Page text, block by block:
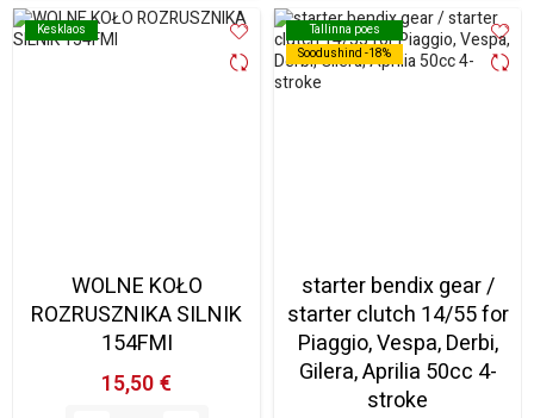
Kesklaos
Kesklaos
WOLNE KOŁO
ROZRUSZNIKA SILNIK
154FMI
15,50 €
Tallinna poes
Soodushind -18%
Tallinna poes
Soodushind -18%
starter bendix gear /
starter clutch 14/55 for
Piaggio, Vespa, Derbi,
Gilera, Aprilia 50cc 4-
stroke